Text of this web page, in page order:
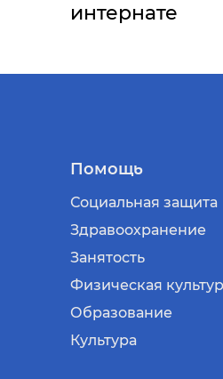
интернате
Помощь
Социальная защита
Здравоохранение
Занятость
Физическая
Образование
Культура